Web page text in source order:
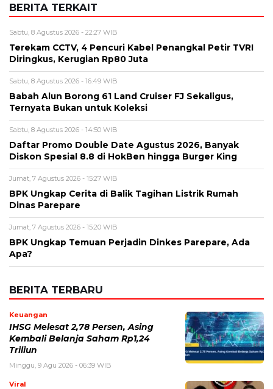
BERITA TERKAIT
Sabtu, 8 Agustus 2026 - 22:27 WIB
Terekam CCTV, 4 Pencuri Kabel Penangkal Petir TVRI
Diringkus, Kerugian Rp80 Juta
Sabtu, 8 Agustus 2026 - 16:49 WIB
Babah Alun Borong 61 Land Cruiser FJ Sekaligus,
Ternyata Bukan untuk Koleksi
Sabtu, 8 Agustus 2026 - 14:50 WIB
Daftar Promo Double Date Agustus 2026, Banyak
Diskon Spesial 8.8 di HokBen hingga Burger King ‎
Jumat, 7 Agustus 2026 - 15:27 WIB
BPK Ungkap Cerita di Balik Tagihan Listrik Rumah
Dinas Parepare
Jumat, 7 Agustus 2026 - 15:20 WIB
BPK Ungkap Temuan Perjadin Dinkes Parepare, Ada
Apa?
BERITA TERBARU
Keuangan
IHSG Melesat 2,78 Persen, Asing
Kembali Belanja Saham Rp1,24
Triliun
Minggu, 9 Agu 2026 - 06:39 WIB
Viral